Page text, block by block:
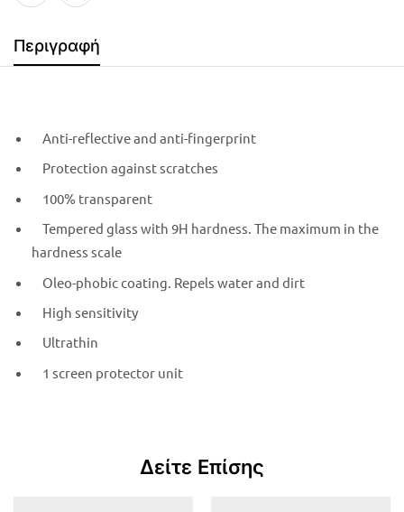
Περιγραφή
Anti-reflective and anti-fingerprint
Protection against scratches
100% transparent
Tempered glass with 9H hardness. The maximum in the
hardness scale
Oleo-phobic coating. Repels water and dirt
High sensitivity
Ultrathin
1 screen protector unit
Δείτε Επίσης